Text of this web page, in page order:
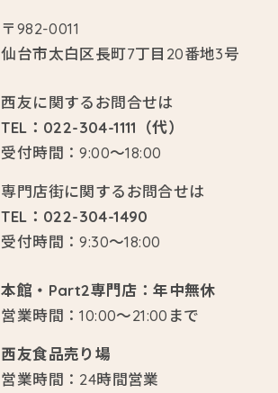
〒982-0011
仙台市太白区長町7丁目20番地3号
西友に関するお問合せは
TEL：022-304-1111（代）
受付時間：9:00～18:00
専門店街に関するお問合せは
TEL：022-304-1490
受付時間：9:30～18:00
本館・Part2専門店：年中無休
営業時間：10:00～21:00まで
西友食品売り場
営業時間：24時間営業